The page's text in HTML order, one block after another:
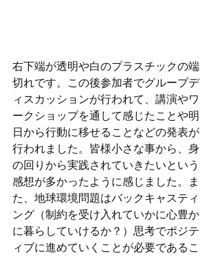
右下端が透明や白のプラスチックの端
切れです。この後参加者でグループデ
ィスカッションが行われて、講演やワ
ークショップを通して感じたことや明
日から行動に移せることなどの発表が
行われました。皆様小さな事から、身
の回りから実践されていきたいという
感想が多かったように感じました。ま
た、地球環境問題はバックキャスティ
ング（制約を受け入れていかに心豊か
に暮らしていけるか？）思考でポジテ
ィブに進めていくことが必要であるこ